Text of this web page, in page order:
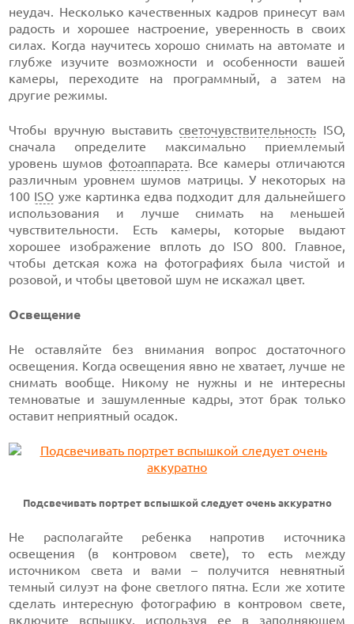
неудач. Несколько качественных кадров принесут вам
радость и хорошее настроение, уверенность в своих
силах. Когда научитесь хорошо снимать на автомате и
глубже изучите возможности и особенности вашей
камеры, переходите на программный, а затем на
другие режимы.
Чтобы вручную выставить светочувствительность ISO,
сначала определите максимально приемлемый
уровень шумов фотоаппарата. Все камеры отличаются
различным уровнем шумов матрицы. У некоторых на
100 ISO уже картинка едва подходит для дальнейшего
использования и лучше снимать на меньшей
чувствительности. Есть камеры, которые выдают
хорошее изображение вплоть до ISO 800. Главное,
чтобы детская кожа на фотографиях была чистой и
розовой, и чтобы цветовой шум не искажал цвет.
Освещение
Не оставляйте без внимания вопрос достаточного
освещения. Когда освещения явно не хватает, лучше не
снимать вообще. Никому не нужны и не интересны
темноватые и зашумленные кадры, этот брак только
оставит неприятный осадок.
Подсвечивать портрет вспышкой следует очень аккуратно
Не располагайте ребенка напротив источника
освещения (в контровом свете), то есть между
источником света и вами – получится невнятный
темный силуэт на фоне светлого пятна. Если же хотите
сделать интересную фотографию в контровом свете,
включите вспышку, используя ее в заполняющем